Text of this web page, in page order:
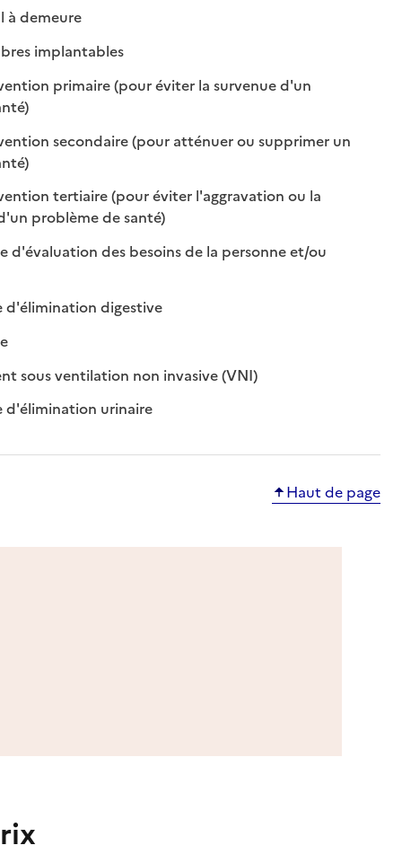
à demeure: disponible
: non disponible
implantables: disponible
: non disponible
primaire (pour éviter la survenue d'un
disponible
non disponible
secondaire (pour atténuer ou supprimer un
disponible
non disponible
tertiaire (pour éviter l'aggravation ou la
problème de santé): disponible
: non disponible
d'évaluation des besoins de la personne et/ou
d'élimination digestive: disponible
: non disponible
disponible
sous ventilation non invasive (VNI): disponible
: non disponible
d'élimination urinaire: disponible
: non disponible
Haut de page